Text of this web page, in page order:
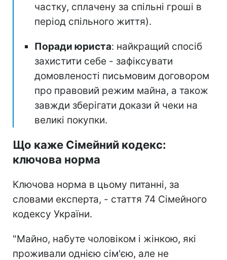
частку, сплачену за спільні гроші в
період спільного життя).
Поради юриста: найкращий спосіб
захистити себе - зафіксувати
домовленості письмовим договором
про правовий режим майна, а також
завжди зберігати докази й чеки на
великі покупки.
Що каже Сімейний кодекс:
ключова норма
Ключова норма в цьому питанні, за
словами експерта, - стаття 74 Сімейного
кодексу України.
"Майно, набуте чоловіком і жінкою, які
проживали однією сім'єю, але не